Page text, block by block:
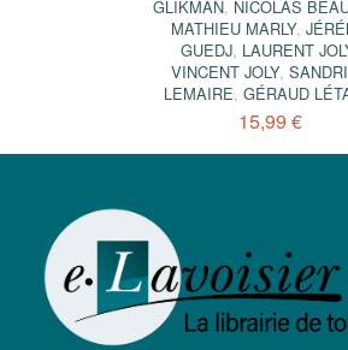
GLIKMAN, NICOLAS
MATHIEU MARLY,
GUEDJ, LAURENT
VINCENT JOLY,
LEMAIRE, GÉRAUD
15,99 €